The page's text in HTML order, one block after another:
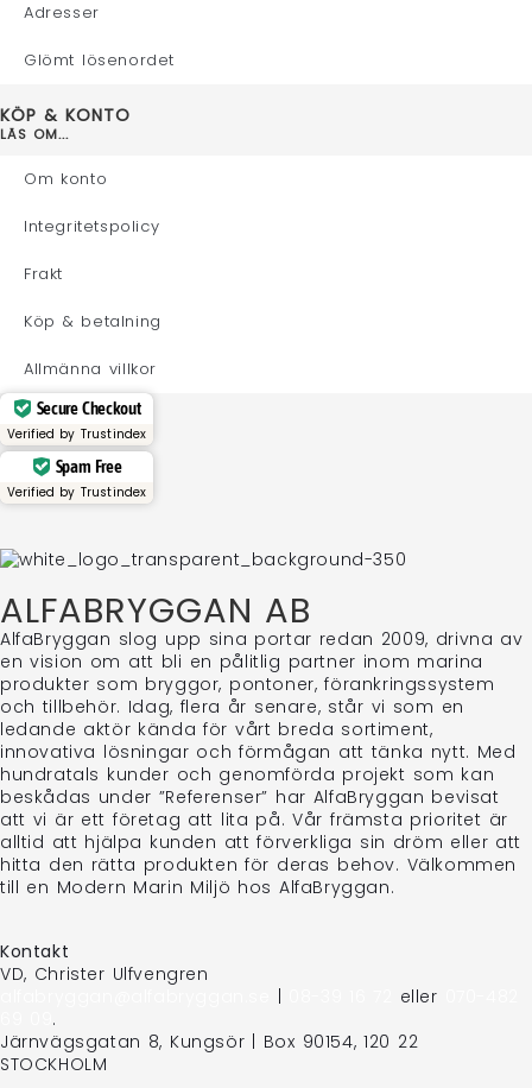
Adresser
Glömt lösenordet
KÖP & KONTO
LÄS OM...
Om konto
Integritetspolicy
Frakt
Köp & betalning
Allmänna villkor
Secure Checkout
Verified by Trustindex
Spam Free
Verified by Trustindex
ALFABRYGGAN AB
AlfaBryggan slog upp sina portar redan 2009, drivna av
en vision om att bli en pålitlig partner inom marina
produkter som bryggor, pontoner, förankringssystem
och tillbehör. Idag, flera år senare, står vi som en
ledande aktör kända för vårt breda sortiment,
innovativa lösningar och förmågan att tänka nytt. Med
hundratals kunder och genomförda projekt som kan
beskådas under ”Referenser” har AlfaBryggan bevisat
att vi är ett företag att lita på. Vår främsta prioritet är
alltid att hjälpa kunden att förverkliga sin dröm eller att
hitta den rätta produkten för deras behov. Välkommen
till en Modern Marin Miljö hos AlfaBryggan.
Kontakt
VD, Christer Ulfvengren
| eller
.
Järnvägsgatan 8, Kungsör | Box 90154, 120 22
STOCKHOLM